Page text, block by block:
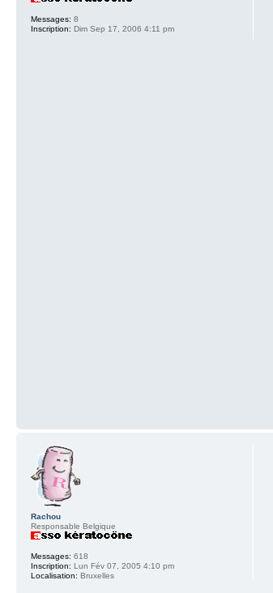
Messages: 8
Inscription: Dim Sep 17, 2006 4:11 pm
Rachou
Responsable Belgique
Messages: 618
Inscription: Lun Fév 07, 2005 4:10 pm
Localisation: Bruxelles